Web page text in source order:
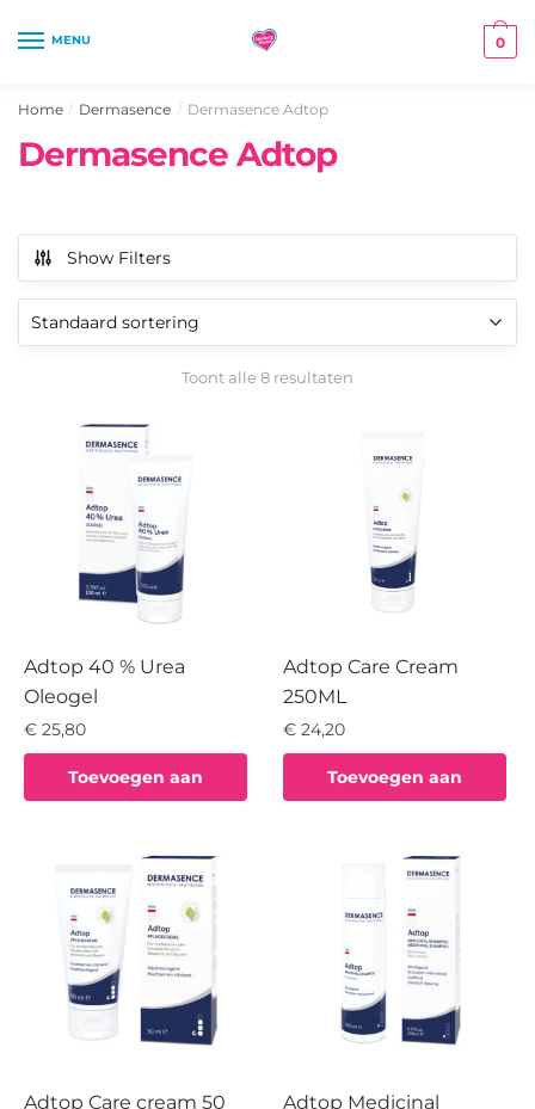
MENU 0
Home / Dermasence / Dermasence Adtop
Dermasence Adtop
Show Filters
Toont alle 8 resultaten
Adtop 40 % Urea
Oleogel
€ 25,80
Toevoegen aan
Adtop Care Cream
250ML
€ 24,20
Toevoegen aan
Adtop Care cream 50
Adtop Medicinal